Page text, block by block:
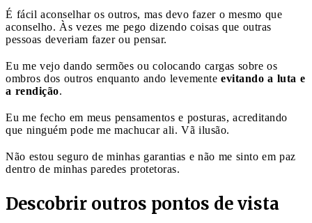
É fácil aconselhar os outros, mas devo fazer o mesmo que
aconselho. Às vezes me pego dizendo coisas que outras
pessoas deveriam fazer ou pensar.
Eu me vejo dando sermões ou colocando cargas sobre os
ombros dos outros enquanto ando levemente evitando a luta e
a rendição.
Eu me fecho em meus pensamentos e posturas, acreditando
que ninguém pode me machucar ali. Vã ilusão.
Não estou seguro de minhas garantias e não me sinto em paz
dentro de minhas paredes protetoras.
Descobrir outros pontos de vista